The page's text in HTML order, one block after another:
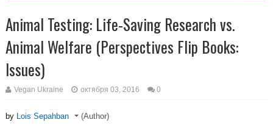
Animal Testing: Life-Saving Research vs.
Animal Welfare (Perspectives Flip Books:
Issues)
Vegan Ukraine октября 03, 2016 0
by Lois Sepahban (Author)